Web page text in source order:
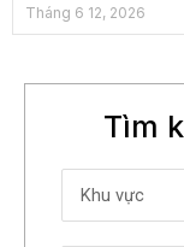
Tháng 6 12, 2026
Tìm